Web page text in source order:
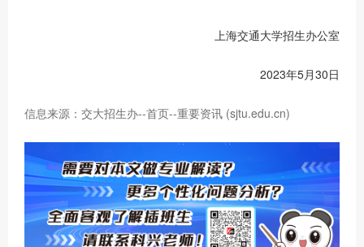
上海交通大学招生办公室
2023年5月30日
信息来源：交大招生办--首页--重要资讯 (sjtu.edu.cn)